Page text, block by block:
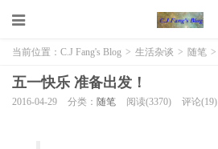
当前位置： C.J Fang's Blog > 生活杂谈 > 随笔 >
五一快乐 准备出发！
2016-04-29 分类： 随笔 阅读(3370) 评论(19)